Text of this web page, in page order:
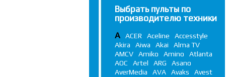
Выбрать пульты по
производителю техники
A ACER Aceline
Accesstyle
Akira
Aiwa Akai
Alma TV
AMCV
Amiko Amino
Atlanta
AOC
Artel ARG
Asano
AverMedia
AVA Avaks Avest